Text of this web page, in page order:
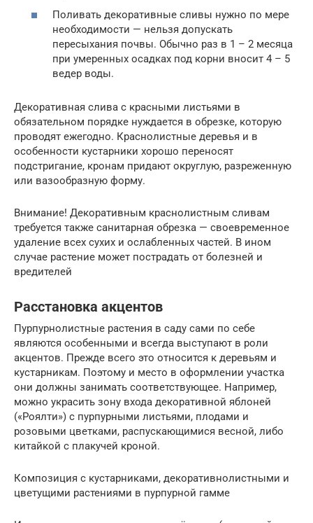
Поливать декоративные сливы нужно по мере
необходимости — нельзя допускать
пересыхания почвы. Обычно раз в 1 – 2 месяца
при умеренных осадках под корни вносит 4 – 5
ведер воды.
Декоративная слива с красными листьями в
обязательном порядке нуждается в обрезке, которую
проводят ежегодно. Краснолистные деревья и в
особенности кустарники хорошо переносят
подстригание, кронам придают округлую, разреженную
или вазообразную форму.
Внимание! Декоративным краснолистным сливам
требуется также санитарная обрезка — своевременное
удаление всех сухих и ослабленных частей. В ином
случае растение может пострадать от болезней и
вредителей
Расстановка акцентов
Пурпурнолистные растения в саду сами по себе
являются особенными и всегда выступают в роли
акцентов. Прежде всего это относится к деревьям и
кустарникам. Поэтому и место в оформлении участка
они должны занимать соответствующее. Например,
можно украсить зону входа декоративной яблоней
(«Роялти») с пурпурными листьями, плодами и
розовыми цветками, распускающимися весной, либо
китайкой с плакучей кроной.
Композиция с кустарниками, декоративнолистными и
цветущими растениями в пурпурной гамме